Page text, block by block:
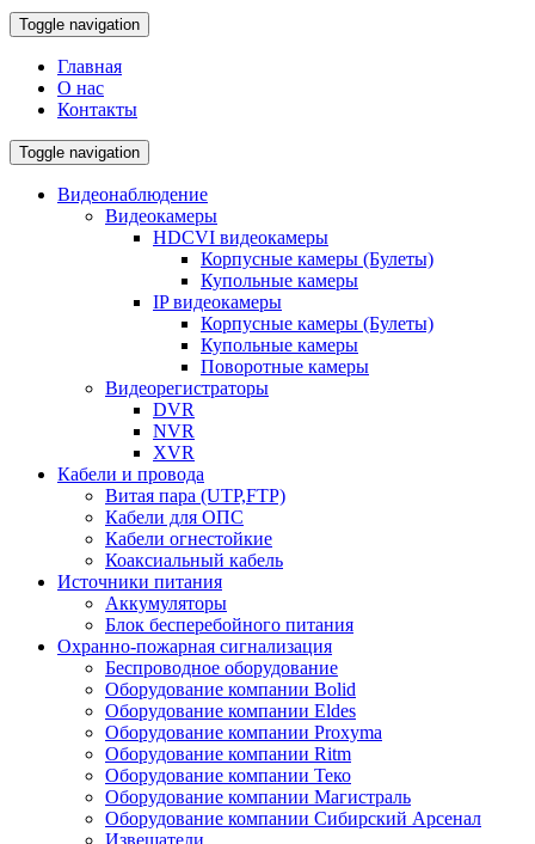
Toggle navigation
Главная
О нас
Контакты
Toggle navigation
Видеонаблюдение
Видеокамеры
HDCVI видеокамеры
Корпусные камеры (Булеты)
Купольные камеры
IP видеокамеры
Корпусные камеры (Булеты)
Купольные камеры
Поворотные камеры
Видеорегистраторы
DVR
NVR
XVR
Кабели и провода
Витая пара (UTP,FTP)
Кабели для ОПС
Кабели огнестойкие
Коаксиальный кабель
Источники питания
Аккумуляторы
Блок бесперебойного питания
Охранно-пожарная сигнализация
Беспроводное оборудование
Оборудование компании Bolid
Оборудование компании Eldes
Оборудование компании Proxyma
Оборудование компании Ritm
Оборудование компании Теко
Оборудование компании Магистраль
Оборудование компании Сибирский Арсенал